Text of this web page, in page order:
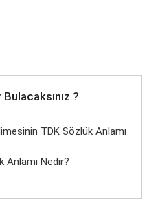
?
TDK Sözlük Anlamı
Anlamı Nedir?